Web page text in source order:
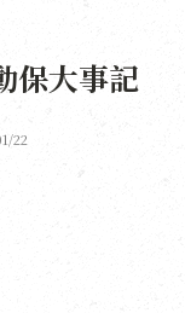
保大事記
22